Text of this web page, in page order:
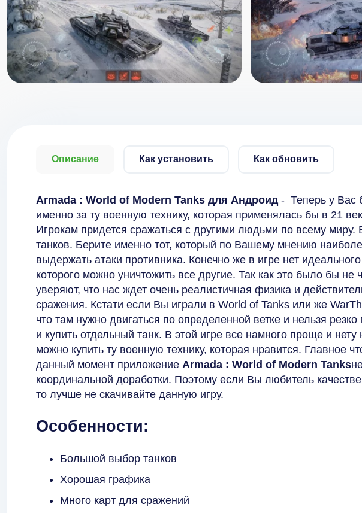
Описание Как установить Как обновить
Armada : World of Modern Tanks для Андроид - Теперь у Вас
именно за ту военную технику, которая применялась бы в 21
Игрокам придется сражаться с другими людьми по всему
танков. Берите именно тот, который по Вашему мнению
выдержать атаки противника. Конечно же в игре нет
которого можно уничтожить все другие. Так как это было бы не
уверяют, что нас ждет очень реалистичная физика и
сражения. Кстати если Вы играли в World of Tanks или же
что там нужно двигаться по определенной ветке и нельзя резко
и купить отдельный танк. В этой игре все намного проще и нету
можно купить ту военную технику, которая нравится. Главное
данный момент приложение Armada : World of Modern Tanks
координальной доработки. Поэтому если Вы любитель
то лучше не скачивайте данную игру.
Особенности:
Большой выбор танков
Хорошая графика
Много карт для сражений